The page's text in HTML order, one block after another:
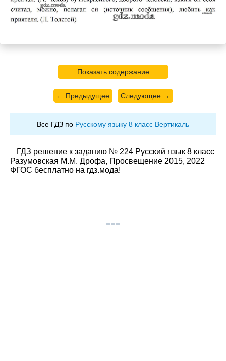
Показать содержание
← Предыдущее Следующее →
Все ГДЗ по Русскому языку 8 класс Вертикаль
ГДЗ решение к заданию № 224 Русский язык 8 класс
Разумовская М.М. Дрофа, Просвещение 2015, 2022
ФГОС бесплатно на гдз.мода!